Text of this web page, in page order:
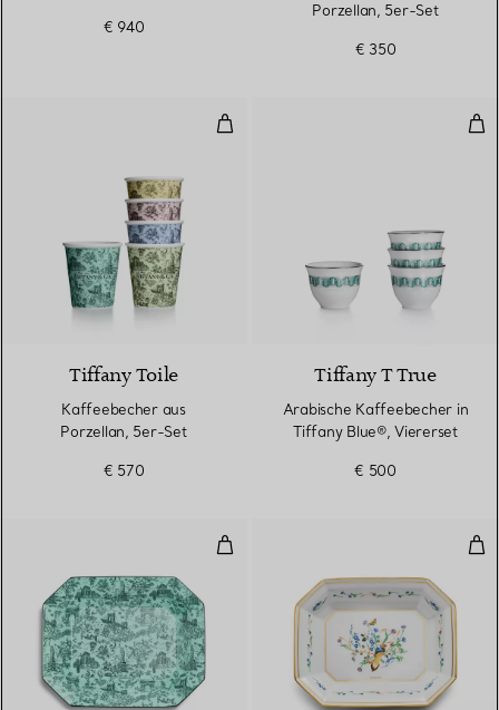
€ 940
Porzellan, 5er-Set
€ 350
Kaffeebecher aus Porzellan,
Tiffany Toile
Kaffeebecher aus
Porzellan, 5er-Set
€ 570
Tiffany T True
Arabische Kaffeebecher in
Tiffany Blue®, Viererset
€ 500
Vide-Poche in Tiffany Blue® aus